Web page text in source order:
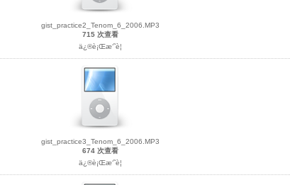
gist_practice2_Tenom_6_2006.MP3
715 次查看
ä¿®è¡Œæ‘˜è¦
gist_practice3_Tenom_6_2006.MP3
674 次查看
ä¿®è¡Œæ‘˜è¦